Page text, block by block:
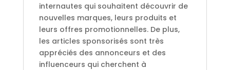
internautes qui souhaitent découvrir de
nouvelles marques, leurs produits et
leurs offres promotionnelles. De plus,
les articles sponsorisés sont très
appréciés des annonceurs et des
influenceurs qui cherchent à